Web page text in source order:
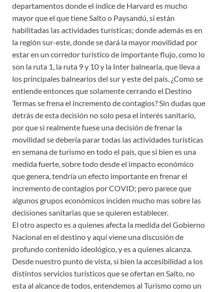
departamentos donde el índice de Harvard es mucho
mayor que el que tiene Salto o Paysandú, si están
habilitadas las actividades turísticas; donde además es en
la región sur-este, donde se dará la mayor movilidad por
estar en un corredor turístico de importante flujo, como lo
son la ruta 1, la ruta 9 y 10 y la Inter balnearia, que lleva a
los principales balnearios del sur y este del país. ¿Como se
entiende entonces que solamente cerrando el Destino
Termas se frena el incremento de contagios? Sin dudas que
detrás de esta decisión no solo pesa el interés sanitario,
por que si realmente fuese una decisión de frenar la
movilidad se debería parar todas las actividades turísticas
en semana de turismo en todo el país, que si bien es una
medida fuerte, sobre todo desde el impacto económico
que genera, tendría un efecto importante en frenar el
incremento de contagios por COVID; pero parece que
algunos grupos económicos inciden mucho mas sobre las
decisiones sanitarias que se quieren establecer.
El otro aspecto es a quienes afecta la medida del Gobierno
Nacional en el destino y aquí viene una discusión de
profundo contenido ideológico, y es a quienes alcanza.
Desde nuestro punto de vista, si bien la accesibilidad a los
distintos servicios turísticos que se ofertan en Salto, no
esta al alcance de todos, entendemos al Turismo como un